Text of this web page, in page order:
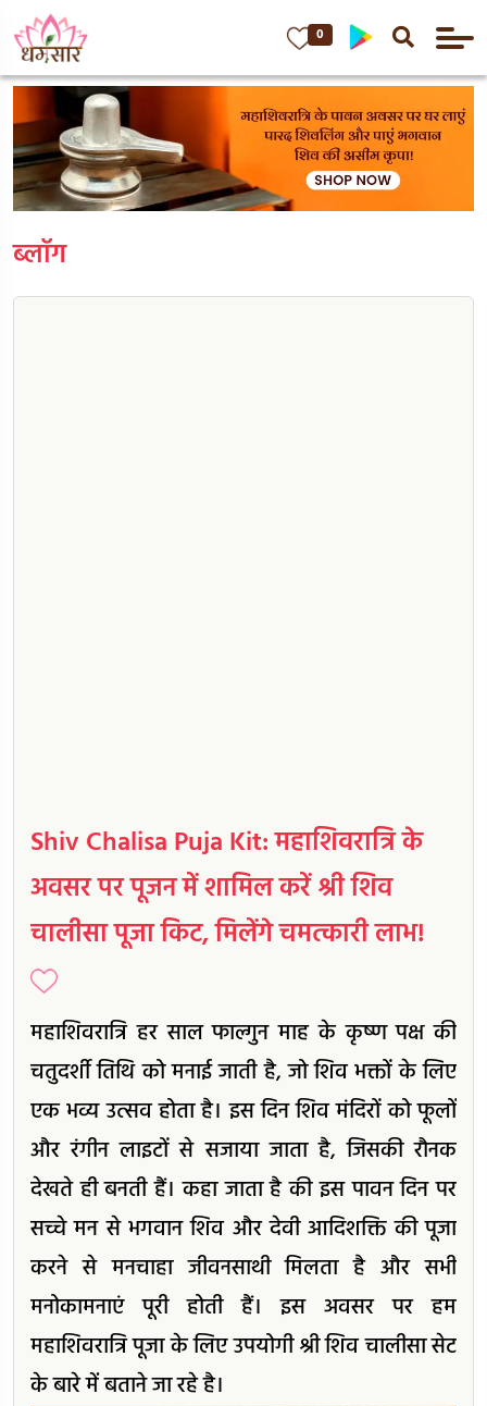
0
ब्लॉग
Shiv Chalisa Puja Kit: महाशिवरात्रि के
अवसर पर पूजन में शामिल करें श्री शिव
चालीसा पूजा किट, मिलेंगे चमत्कारी लाभ!
महाशिवरात्रि हर साल फाल्गुन माह के कृष्ण पक्ष की
चतुदर्शी तिथि को मनाई जाती है, जो शिव भक्तों के लिए
एक भव्य उत्सव होता है। इस दिन शिव मंदिरों को फूलों
और रंगीन लाइटों से सजाया जाता है, जिसकी रौनक
देखते ही बनती हैं। कहा जाता है की इस पावन दिन पर
सच्चे मन से भगवान शिव और देवी आदिशक्ति की पूजा
करने से मनचाहा जीवनसाथी मिलता है और सभी
मनोकामनाएं पूरी होती हैं। इस अवसर पर हम
महाशिवरात्रि पूजा के लिए उपयोगी श्री शिव चालीसा सेट
के बारे में बताने जा रहे है।